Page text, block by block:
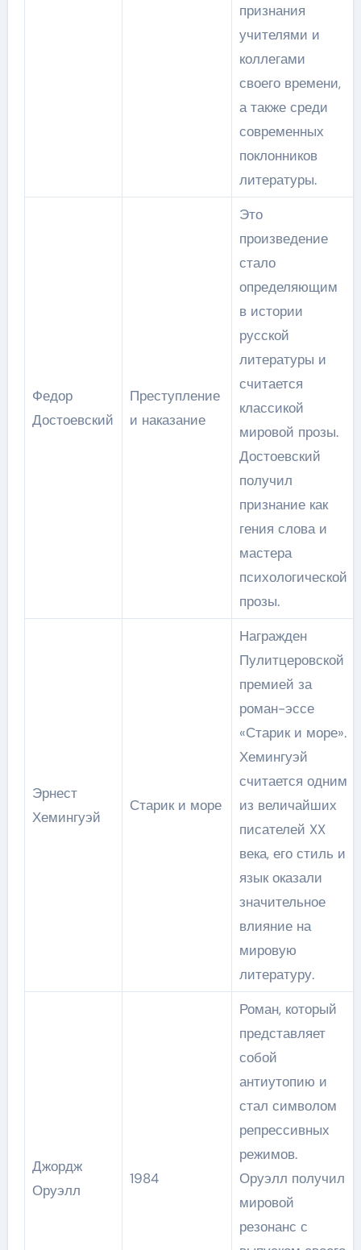
признания
учителями и
коллегами
своего времени,
а также среди
современных
поклонников
литературы.
Федор
Достоевский
Преступление
и наказание
Это
произведение
стало
определяющим
в истории
русской
литературы и
считается
классикой
мировой прозы.
Достоевский
получил
признание как
гения слова и
мастера
психологической
прозы.
Эрнест
Хемингуэй
Старик и море
Награжден
Пулитцеровской
премией за
роман-эссе
«Старик и море».
Хемингуэй
считается одним
из величайших
писателей XX
века, его стиль и
язык оказали
значительное
влияние на
мировую
литературу.
Джордж
Оруэлл
1984
Роман, который
представляет
собой
антиутопию и
стал символом
репрессивных
режимов.
Оруэлл получил
мировой
резонанс с